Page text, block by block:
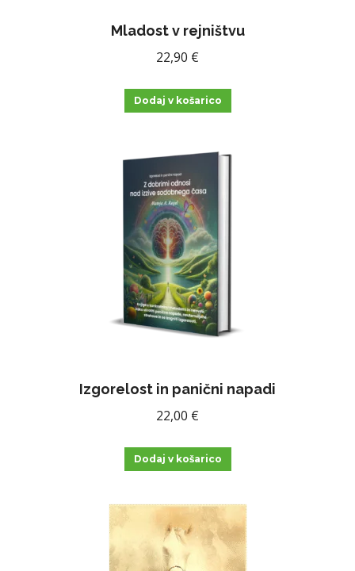
Mladost v rejništvu
22,90 €
Dodaj v košarico
Izgorelost in panični napadi
22,00 €
Dodaj v košarico